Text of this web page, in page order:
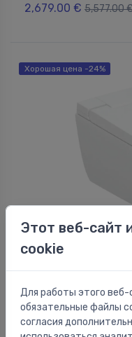
2,679.00 € 5,577.00
Хорошая цена -24%
⬤Pods Aquaclean
999.00 € 1,318.00 €
Этот веб-сайт
cookie
Для работы этого веб-
обязательные файлы
согласия